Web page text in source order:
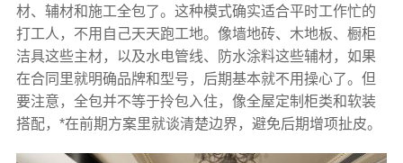
材、辅材和施工全包了。这种模式确实适合平时工作忙的
打工人，不用自己天天跑工地。像墙地砖、木地板、橱柜
洁具这些主材，以及水电管线、防水涂料这些辅材，如果
在合同里就明确品牌和型号，后期基本就不用操心了。但
要注意，全包并不等于拎包入住，像全屋定制柜类和软装
搭配，*在前期方案里就谈清楚边界，避免后期增项扯皮。